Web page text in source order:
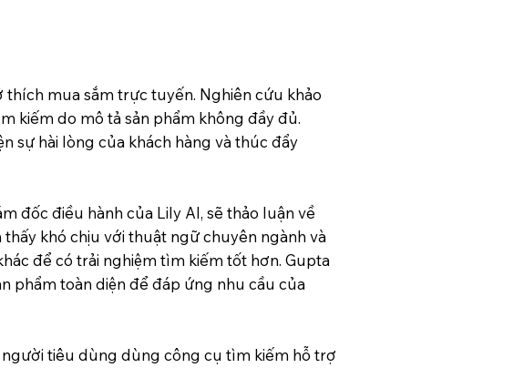
mua sắm trực tuyến. Nghiên cứu khảo
kiếm do mô tả sản phẩm không đầy đủ.
sự hài lòng của khách hàng và thúc đẩy
đốc điều hành của Lily AI, sẽ thảo luận về
khó chịu với thuật ngữ chuyên ngành và
để có trải nghiệm tìm kiếm tốt hơn. Gupta
phẩm toàn diện để đáp ứng nhu cầu của
tiêu dùng dùng công cụ tìm kiếm hỗ trợ